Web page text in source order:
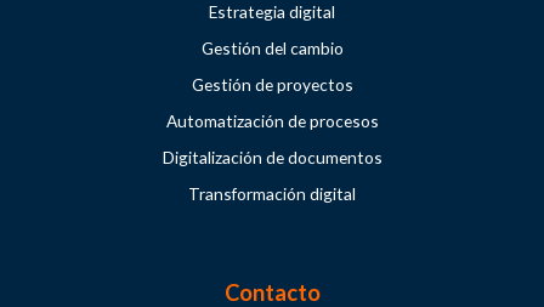
Estrategia digital
Gestión del cambio
Gestión de proyectos
Automatización de procesos
Digitalización de documentos
Transformación digital
Contacto